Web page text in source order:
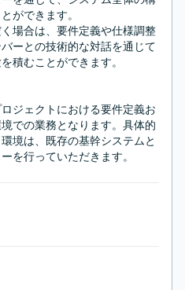
ができます。
場合は、要件定義や仕様調整
ーとの技術的な対話を通じて
積むことができます。
ジェクトにおける要件定義お
での業務となります。具体的
境は、既存の基幹システムと
を行っていただきます。